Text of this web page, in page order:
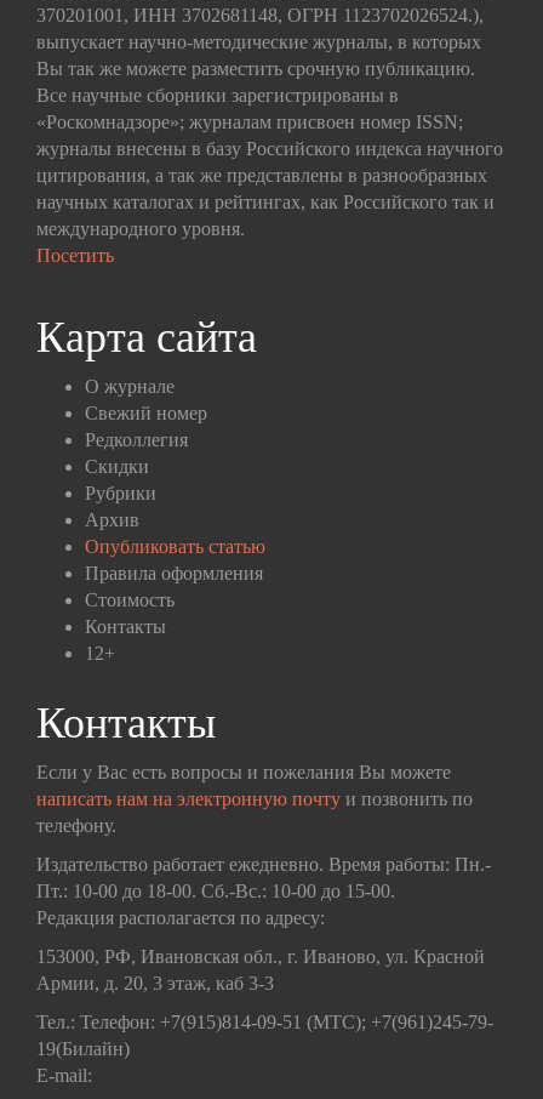
370201001, ИНН 3702681148, ОГРН 1123702026524.),
выпускает научно-методические журналы, в которых
Вы так же можете разместить срочную публикацию.
Все научные сборники зарегистрированы в
«Роскомнадзоре»; журналам присвоен номер ISSN;
журналы внесены в базу Российского индекса научного
цитирования, а так же представлены в разнообразных
научных каталогах и рейтингах, как Российского так и
международного уровня.
Посетить
Карта сайта
О журнале
Свежий номер
Редколлегия
Скидки
Рубрики
Архив
Опубликовать статью
Правила оформления
Стоимость
Контакты
12+
Контакты
Если у Вас есть вопросы и пожелания Вы можете
написать нам на электронную почту и позвонить по
телефону.
Издательство работает ежедневно. Время работы: Пн.-
Пт.: 10-00 до 18-00. Сб.-Вс.: 10-00 до 15-00.
Редакция располагается по адресу:
153000, РФ, Ивановская обл., г. Иваново, ул. Красной
Армии, д. 20, 3 этаж, каб 3-3
Тел.: Телефон: +7(915)814-09-51 (МТС); +7(961)245-79-
19(Билайн)
E-mail: